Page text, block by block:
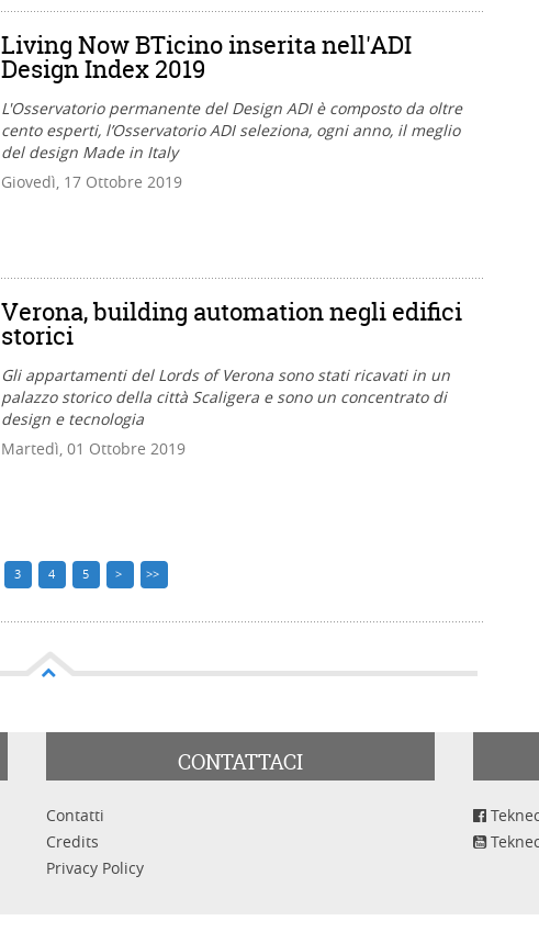
Living Now BTicino inserita nell'ADI
Design Index 2019
L'Osservatorio permanente del Design ADI è composto da oltre
cento esperti, l’Osservatorio ADI seleziona, ogni anno, il meglio
del design Made in Italy
Giovedì, 17 Ottobre 2019
Verona, building automation negli edifici
storici
Gli appartamenti del Lords of Verona sono stati ricavati in un
palazzo storico della città Scaligera e sono un concentrato di
design e tecnologia
Martedì, 01 Ottobre 2019
3 4 5 > >>
CONTATTACI
Contatti
Credits
Privacy Policy